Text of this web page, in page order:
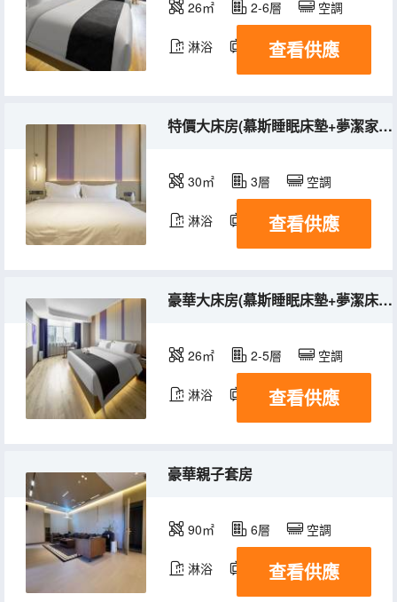
26㎡ 2-6層 空調
淋浴 電視機
查看供應
特價大床房(慕斯睡眠床墊+夢潔家紡床品)
30㎡ 3層 空調
淋浴 電視機
查看供應
豪華大床房(慕斯睡眠床墊+夢潔床品+全屋智控+電視投屏)
26㎡ 2-5層 空調
淋浴 電視機
查看供應
豪華親子套房
90㎡ 6層 空調
淋浴 電視機
查看供應